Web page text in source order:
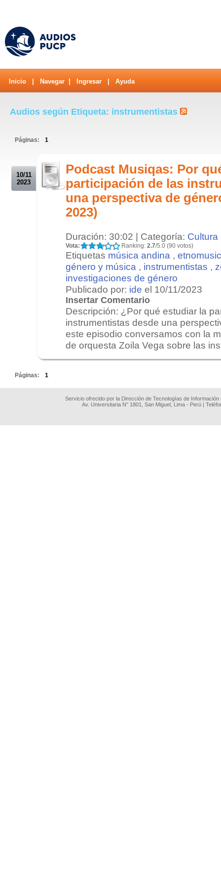
Inicio Navegar Ingresar Ayuda
Audios según Etiqueta: instrumentistas
Páginas: 1
10/11
2023
Podcast Musiqas: Por
participación de las
una perspectiva de
2023)
Duración: 30:02 | Categoría: Cultura
Vota: Ranking: 2.7/5.0 (90 votos)
Etiquetas música andina ,
género y música , instrumentistas ,
investigaciones de género
Publicado por: ide el 10/11/2023
Insertar Comentario
Descripción: ¿Por qué estudiar la
instrumentistas desde una
este episodio conversamos con la
de orquesta Zoila Vega sobre las
Páginas: 1
Servicio ofrecido por la Dirección de Tecnologías de
Av. Universitaria N° 1801, San Miguel, Lima - Perú |